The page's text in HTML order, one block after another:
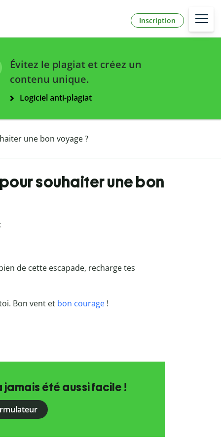
Inscription
Évitez le plagiat et créez un
contenu unique.
Logiciel anti-plagiat
une bon voyage ?
souhaiter une bon
de cette escapade, recharge tes
Bon vent et bon courage!
jamais été aussi facile !